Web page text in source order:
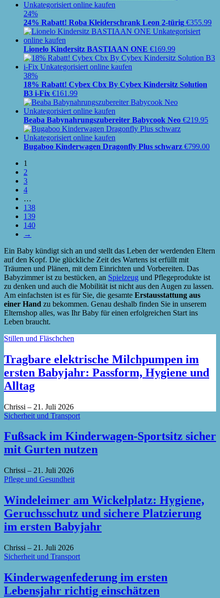
24%
24% Rabatt! Roba Kleiderschrank Leon 2-türig €355.99
Lionelo Kindersitz BASTIAAN ONE €169.99
38%
18% Rabatt! Cybex Cbx By Cybex Kindersitz Solution
B3 i-Fix €161.99
Beaba Babynahrungszubereiter Babycook Neo €219.95
Bugaboo Kinderwagen Dragonfly Plus schwarz €799.00
1
2
3
4
…
138
139
140
→
Ein Baby kündigt sich an und stellt das Leben der werdenden Eltern
auf den Kopf. Die glückliche Zeit des Wartens ist erfüllt mit
Träumen und Plänen, mit dem Einrichten und Vorbereiten. Das
Babyzimmer ist zu bestücken, an Spielzeug und Pflegeprodukte ist
zu denken und auch die Mobilität ist nicht aus den Augen zu lassen.
Am einfachsten ist es für Sie, die gesamte Erstausstattung aus
einer Hand zu bekommen. Genau deshalb finden Sie in unserem
Elternshop alles, was Ihr Baby für einen erfolgreichen Start ins
Leben braucht.
Stillen und Fläschchen
Tragbare elektrische Milchpumpen im
ersten Babyjahr: Passform, Hygiene und
Alltag
Chrissi – 21. Juli 2026
Sicherheit und Transport
Fußsack im Kinderwagen-Sportsitz sicher
mit Gurten nutzen
Chrissi – 21. Juli 2026
Pflege und Gesundheit
Windeleimer am Wickelplatz: Hygiene,
Geruchsschutz und sichere Platzierung
im ersten Babyjahr
Chrissi – 21. Juli 2026
Sicherheit und Transport
Kinderwagenfederung im ersten
Lebensjahr richtig einschätzen